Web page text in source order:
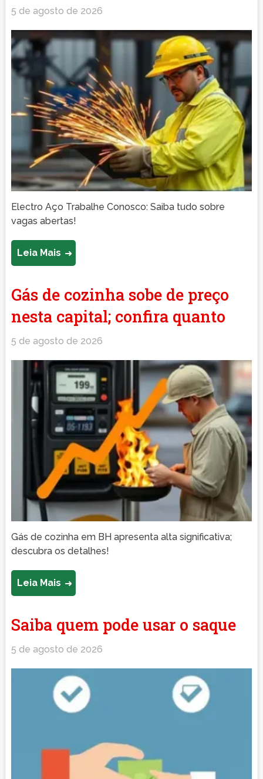
5 de agosto de 2026
Electro Aço Trabalhe Conosco: Saiba tudo sobre
vagas abertas!
Leia Mais
Gás de cozinha sobe de preço
nesta capital; confira quanto
5 de agosto de 2026
Gás de cozinha em BH apresenta alta significativa;
descubra os detalhes!
Leia Mais
Saiba quem pode usar o saque
5 de agosto de 2026